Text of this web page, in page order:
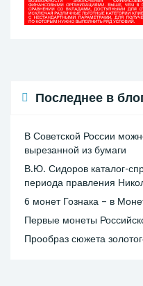
Последнее в
В Советской России
вырезанной из бумаги
В.Ю. Сидоров каталог-
периода правления
6 монет Гознака – в
Первые монеты
Прообраз сюжета